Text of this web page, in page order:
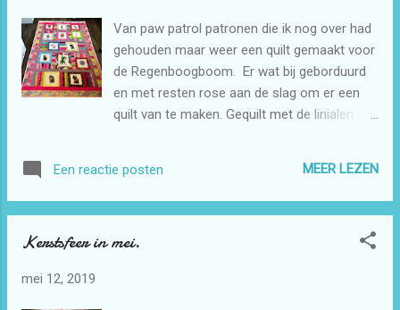
als dat goed gaat dan op stof. Het beste is
wel om hulplijnen op de stof te tekenen. Dan
gaat het wel beter.
Van paw patrol patronen die ik nog over had
gehouden maar weer een quilt gemaakt voor
de Regenboogboom. Er wat bij geborduurd
en met resten rose aan de slag om er een
quilt van te maken. Gequilt met de linialen
gebruiken het valt eerst niet mee om de
liniaal op de plek te houden en de stof te
ik dan hier ook wel weer. Het is nog niet
Een reactie posten MEER LEZEN
Kerstsfeer in mei.
mei 12, 2019